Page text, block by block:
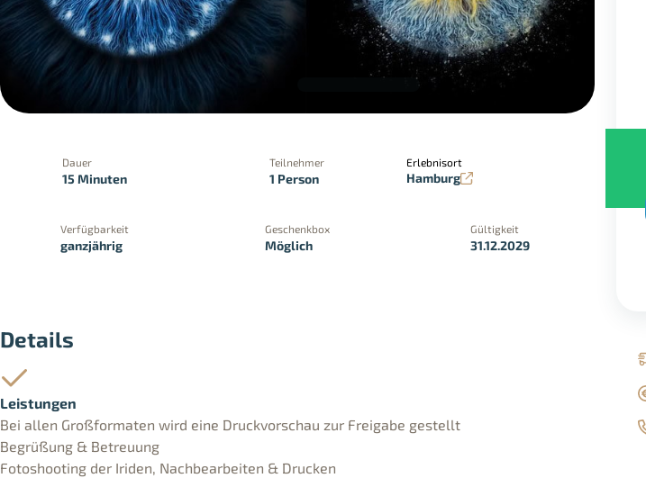
Dauer
15 Minuten
Teilnehmer
1 Person
Erlebnisort
Hamburg
Verfügbarkeit
ganzjährig
Geschenkbox
Möglich
Gültigkeit
31.12.2029
Details
Leistungen
Bei allen Großformaten wird eine Druckvorschau zur Freigabe gestellt
Begrüßung & Betreuung
Fotoshooting der Iriden, Nachbearbeiten & Drucken